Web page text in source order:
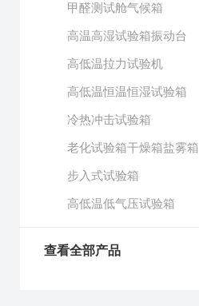
甲醛测试舱气候箱
高温高湿试验箱振动台
高低温拉力试验机
高低温恒温恒湿试验箱
冷热冲击试验箱
老化试验箱干燥箱盐雾箱
步入式试验箱
高低温低气压试验箱
查看全部产品